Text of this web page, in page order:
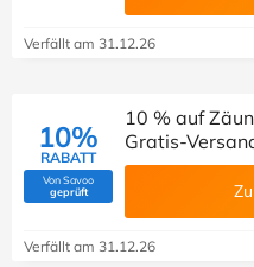
Verfällt am 31.12.26
10%
RABATT
Von Savoo
geprüft(Von Savoo geprüft)
10 % auf
Gratis-
Verfällt am 31.12.26